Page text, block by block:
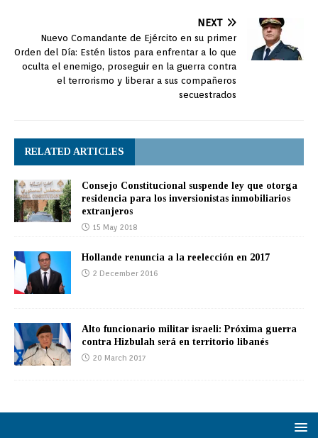
NEXT
Nuevo Comandante de Ejército en su primer
Orden del Día: Estén listos para enfrentar a lo que
oculta el enemigo, proseguir en la guerra contra
el terrorismo y liberar a sus compañeros
secuestrados
RELATED ARTICLES
Consejo Constitucional suspende ley que otorga
residencia para los inversionistas inmobiliarios
extranjeros
15 May 2018
Hollande renuncia a la reelección en 2017
2 December 2016
Alto funcionario militar israeli: Próxima guerra
contra Hizbulah será en territorio libanés
20 March 2017